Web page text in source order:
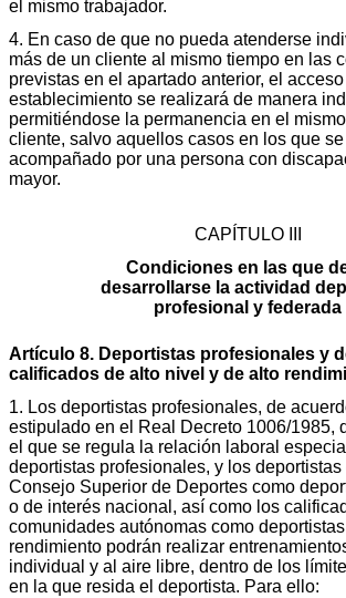
el mismo trabajador.
4. En caso de que no pueda atenderse
más de un cliente al mismo tiempo en las
previstas en el apartado anterior, el acceso
establecimiento se realizará de manera
permitiéndose la permanencia en el
cliente, salvo aquellos casos en los que
acompañado por una persona con
mayor.
CAPÍTULO III
Condiciones en las que
desarrollarse la actividad
profesional y federada
Artículo 8. Deportistas profesionales y
calificados de alto nivel y de alto
1. Los deportistas profesionales, de
estipulado en el Real Decreto 1006/1985,
el que se regula la relación laboral
deportistas profesionales, y los deportistas
Consejo Superior de Deportes como
o de interés nacional, así como los
comunidades autónomas como
rendimiento podrán realizar
individual y al aire libre, dentro de los
en la que resida el deportista. Para ello: